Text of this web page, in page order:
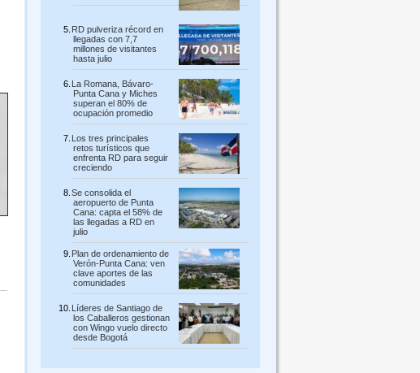
RD pulveriza récord en
llegadas con 7,7
millones de visitantes
hasta julio
La Romana, Bávaro-
Punta Cana y Miches
superan el 80% de
ocupación promedio
Los tres principales
retos turísticos que
enfrenta RD para seguir
creciendo
Se consolida el
aeropuerto de Punta
Cana: capta el 58% de
las llegadas a RD en
julio
Plan de ordenamiento de
Verón-Punta Cana: ven
clave aportes de las
comunidades
Líderes de Santiago de
los Caballeros gestionan
con Wingo vuelo directo
desde Bogotá